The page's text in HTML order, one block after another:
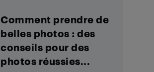
Comment prendre de
belles photos : des
conseils pour des
photos réussies...